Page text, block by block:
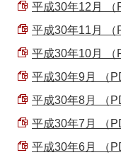
平成30年12月 （
平成30年11月 （
平成30年10月 （
平成30年9月 （
平成30年8月 （
平成30年7月 （
平成30年6月 （